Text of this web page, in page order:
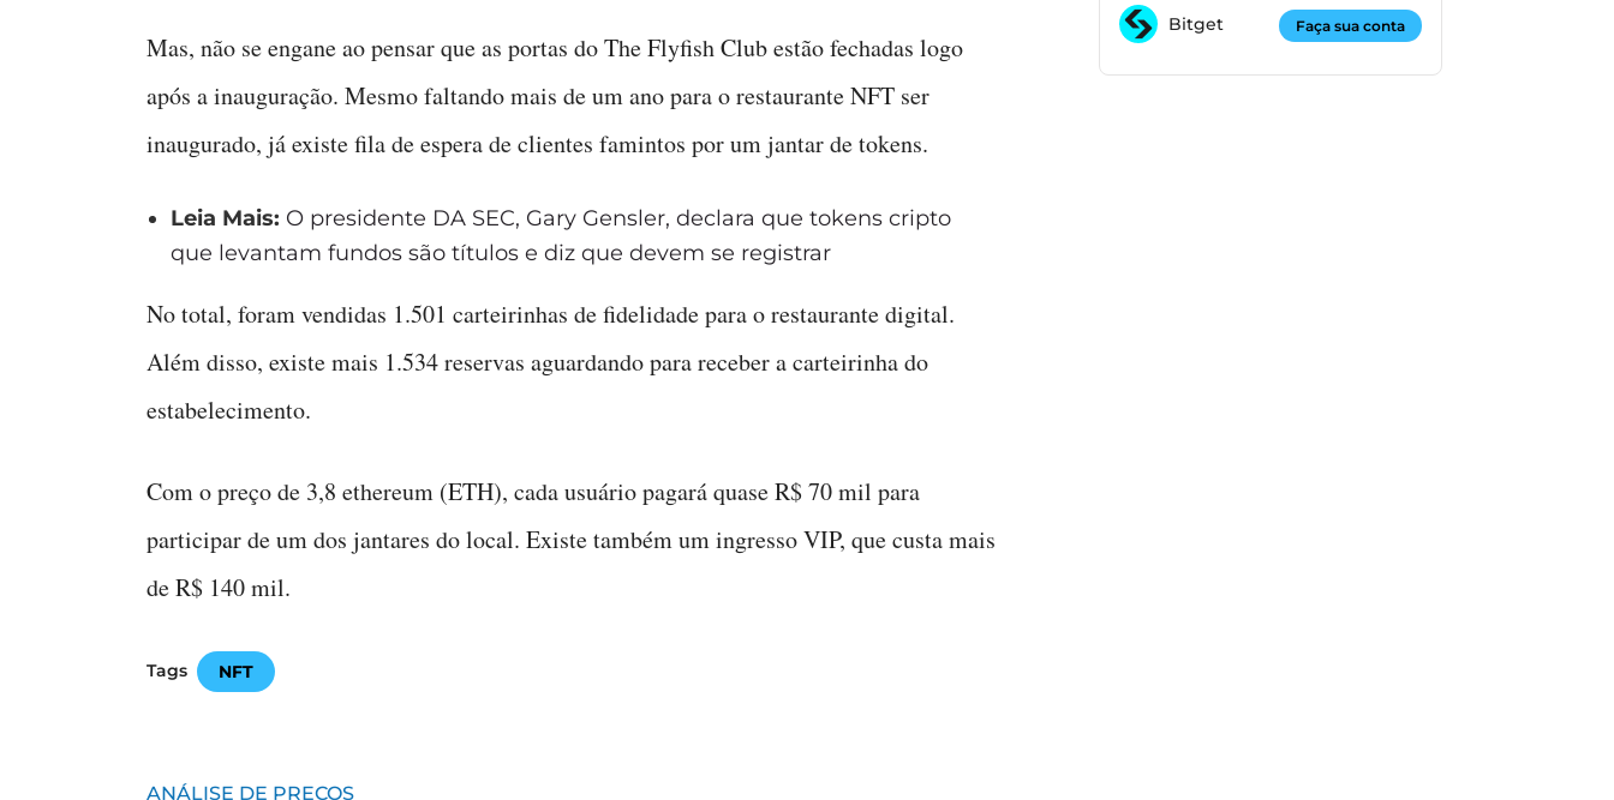
Mas, não se engane ao pensar que as portas do The Flyfish Club estão fechadas logo
após a inauguração. Mesmo faltando mais de um ano para o restaurante NFT ser
inaugurado, já existe fila de espera de clientes famintos por um jantar de tokens.
Leia Mais: O presidente DA SEC, Gary Gensler, declara que tokens cripto
que levantam fundos são títulos e diz que devem se registrar
No total, foram vendidas 1.501 carteirinhas de fidelidade para o restaurante digital.
Além disso, existe mais 1.534 reservas aguardando para receber a carteirinha do
estabelecimento.
Com o preço de 3,8 ethereum (ETH), cada usuário pagará quase R$ 70 mil para
participar de um dos jantares do local. Existe também um ingresso VIP, que custa mais
de R$ 140 mil.
Tags NFT
Bitget Faça sua conta
ANÁLISE DE PREÇOS